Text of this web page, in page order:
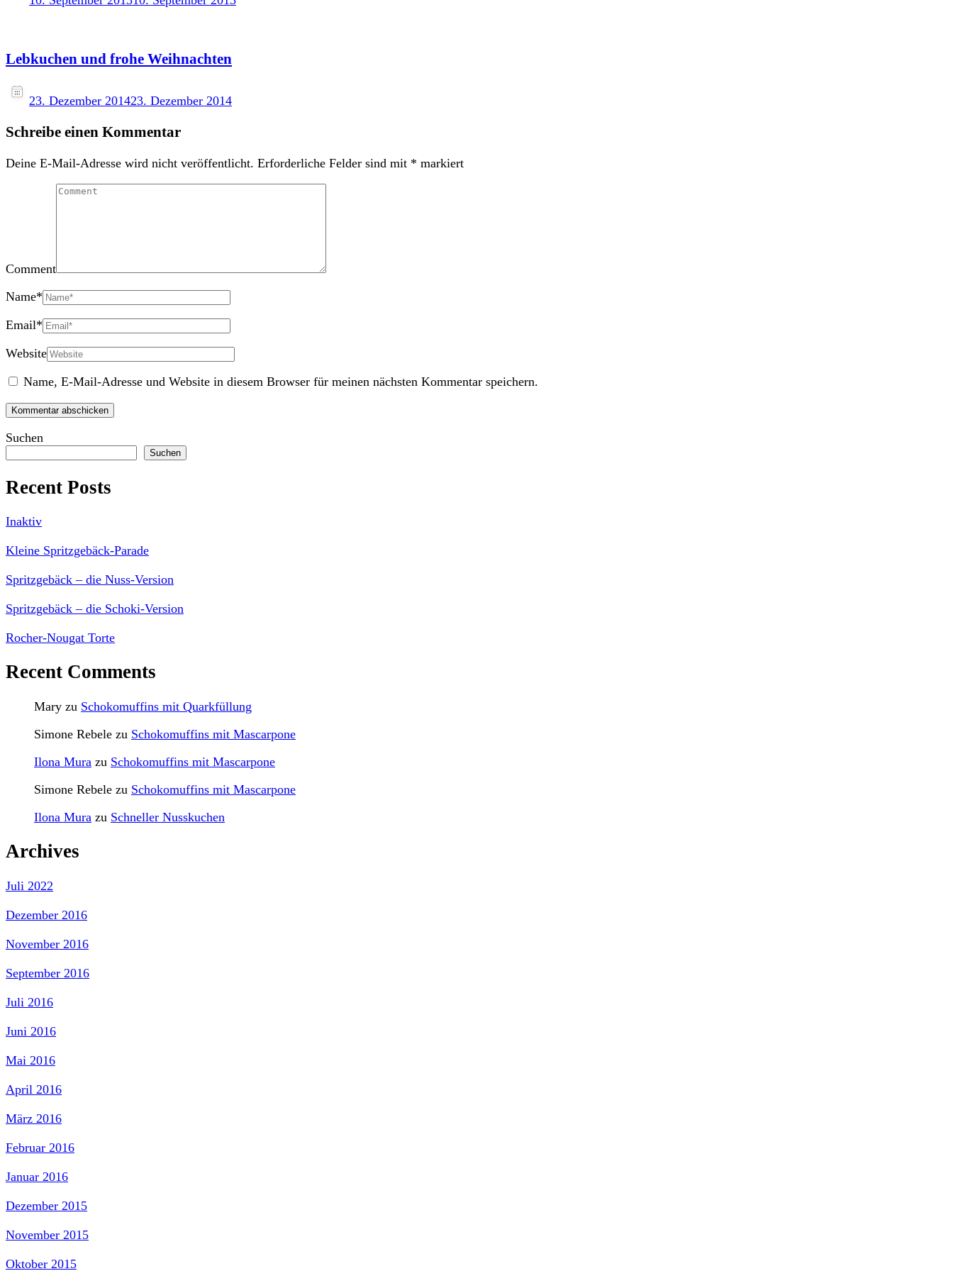
Lebkuchen und frohe Weihnachten
23. Dezember 201423. Dezember 2014
Schreibe einen Kommentar
Deine E-Mail-Adresse wird nicht veröffentlicht. Erforderliche Felder sind mit * markiert
Comment
Name*
Email*
Website
Name, E-Mail-Adresse und Website in diesem Browser für meinen nächsten Kommentar speichern.
Suchen
Suchen
Recent Posts
Inaktiv
Kleine Spritzgebäck-Parade
Spritzgebäck – die Nuss-Version
Spritzgebäck – die Schoki-Version
Rocher-Nougat Torte
Recent Comments
Mary zu Schokomuffins mit Quarkfüllung
Simone Rebele zu Schokomuffins mit Mascarpone
Ilona Mura zu Schokomuffins mit Mascarpone
Simone Rebele zu Schokomuffins mit Mascarpone
Ilona Mura zu Schneller Nusskuchen
Archives
Juli 2022
Dezember 2016
November 2016
September 2016
Juli 2016
Juni 2016
Mai 2016
April 2016
März 2016
Februar 2016
Januar 2016
Dezember 2015
November 2015
Oktober 2015